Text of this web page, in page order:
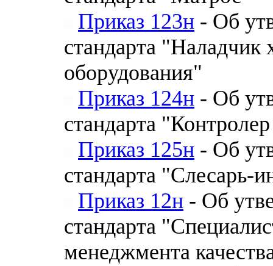
Приказ 123н - Об
стандарта
оборудования"
Приказ 124н - Об
стандарта
Приказ 125н - Об
стандарта "Слесарь-
Приказ 12н - Об
стандарта
менеджмента